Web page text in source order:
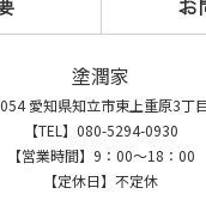
お
塗潤家
愛知県知立市東上重原3丁
【TEL】080-5294-0930
【営業時間】9：00～18：00
【定休日】不定休